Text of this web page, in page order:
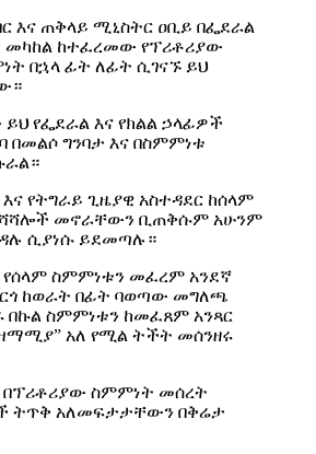
እና ጠቅላይ ሚኒስትር ዐቢይ በፌደራል
መካከል ከተፈረመው የፕሪቶሪያው
በኋላ ፊት ለፊት ሲገናኙ ይህ
የፌደራል እና የክልል ኃላፊዎች
በመልሶ ግንባታ እና በስምምነቱ
የትግራይ ጊዜያዊ አስተዳደር ከሰላም
መኖራቸውን ቢጠቅሱም አሁንም
ሲያነሱ ይደመጣሉ።
የሰላም ስምምነቱን መፈረም አንደኛ
ከወራት በፊት ባወጣው መግለጫ
በኩል ስምምነቱን ከመፈጸም አንጻር
አለ የሚል ትችት መሰንዘሩ
በፕሪቶሪያው ስምምነት መሰረት
ትጥቅ አለመፍታታቸውን በቅሬታ